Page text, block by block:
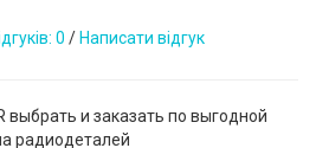
0 / Написати відгук
выбрать и заказать по выгодной
радиодеталей